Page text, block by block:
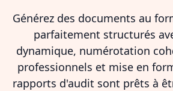
Générez des documents au
parfaitement structurés
dynamique, numérotation
professionnels et mise en
rapports d'audit sont prêts à